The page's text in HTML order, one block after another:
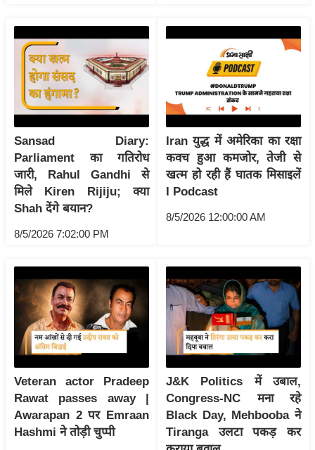
ग
ली
वु
ड
हॉ
ली
वु
ड
फि
स
मी
क्षा
B
e
a
k
i
n
Sansad Diary:
Parliament का गतिरोध
जारी, Rahul Gandhi से
मिले Kiren Rijiju; क्या
Shah देंगे बयान?
8/5/2026 7:02:00 PM
Iran युद्ध में अमेरिका का रक्षा
कवच हुआ कमजोर, तेजी से
खत्म हो रही हैं घातक मिसाइलें
I Podcast
8/5/2026 12:00:00 AM
Veteran actor Pradeep
Rawat passes away |
Awarapan 2 पर Emraan
Hashmi ने तोड़ी चुप्पी
J&K Politics में उबाल,
Congress-NC मना रहे
Black Day, Mehbooba ने
Tiranga उलटा पकड़ कर